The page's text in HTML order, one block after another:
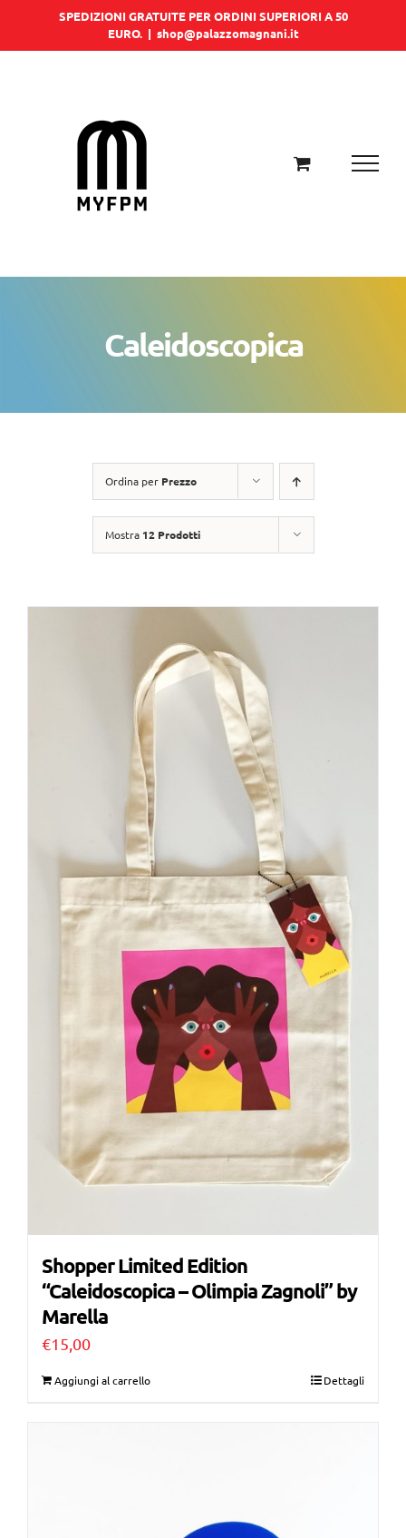
SPEDIZIONI GRATUITE PER ORDINI SUPERIORI A 50
EURO. | shop@palazzomagnani.it
Caleidoscopica
Ordina per Prezzo
Mostra 12 Prodotti
Shopper Limited Edition
“Caleidoscopica – Olimpia Zagnoli” by
Marella
€15,00
Aggiungi al carrello Dettagli